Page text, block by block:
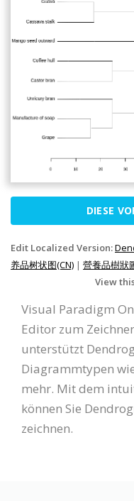
DIESE
Edit Localized Version:
养品树状图(CN) | 營養品樹狀
View
Visual Paradigm
Editor zum
unterstützt
Diagrammtypen
mehr. Mit dem
können Sie
zeichnen.